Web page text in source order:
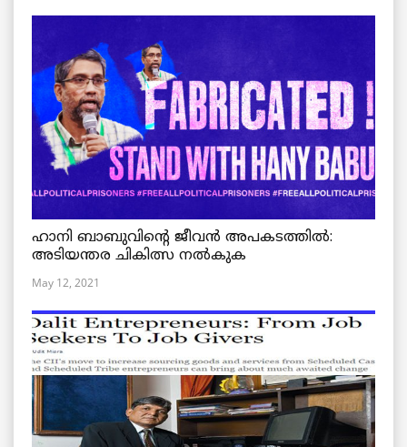
ഹാനി ബാബുവിന്റെ ജീവൻ അപകടത്തിൽ:
അടിയന്തര ചികിത്സ നൽകുക
May 12, 2021